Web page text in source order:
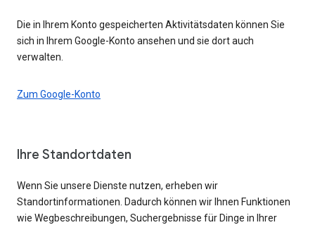
Die in Ihrem Konto gespeicherten Aktivitätsdaten können Sie
sich in Ihrem Google-Konto ansehen und sie dort auch
verwalten.
Zum Google-Konto
Ihre Standortdaten
Wenn Sie unsere Dienste nutzen, erheben wir
Standortinformationen. Dadurch können wir Ihnen Funktionen
wie Wegbeschreibungen, Suchergebnisse für Dinge in Ihrer